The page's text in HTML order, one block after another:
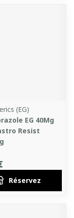
prescription
(EG)
EG 40Mg
Resist
Réservez